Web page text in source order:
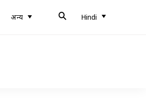
अन्य Hindi